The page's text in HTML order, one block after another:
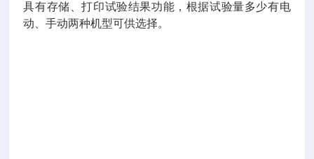
具有存储、打印试验结果功能，根据试验量多少有电
动、手动两种机型可供选择。